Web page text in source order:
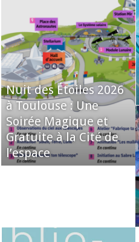
Nuit des Étoiles 2026
à Toulouse : Une
Soirée Magique et
Gratuite à la Cité de
l’espace